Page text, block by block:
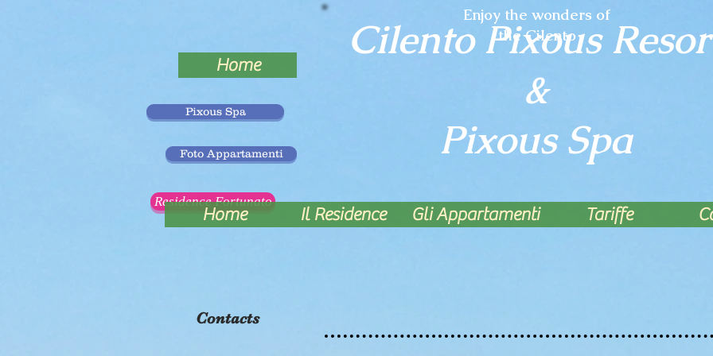
Home
Pixous Spa
Foto Appartamenti
Cilento Pixous
&
Pixous Spa
Enjoy the wonders of
the Cilento
Residence Fortunato
Home Il Residence Gli Appartamenti Tariffe
Contacts